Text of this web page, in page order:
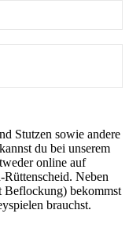
Stut­zen sowie ande­re
du bei unse­rem
online auf
Neben
Beflo­ckung) bekommst
brauchst.